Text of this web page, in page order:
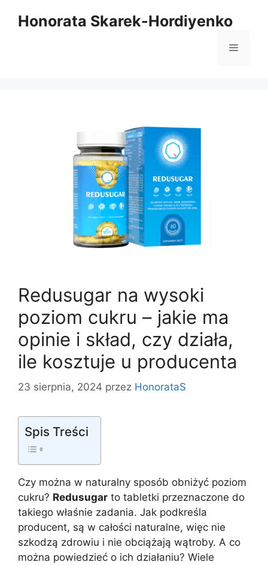
Honorata Skarek-Hordiyenko
Menu
Redusugar na wysoki
poziom cukru – jakie ma
opinie i skład, czy działa,
ile kosztuje u producenta
23 sierpnia, 2024 przez HonorataS
Spis Treści
Czy można w naturalny sposób obniżyć poziom
cukru? Redusugar to tabletki przeznaczone do
takiego właśnie zadania. Jak podkreśla
producent, są w całości naturalne, więc nie
szkodzą zdrowiu i nie obciążają wątroby. A co
można powiedzieć o ich działaniu? Wiele